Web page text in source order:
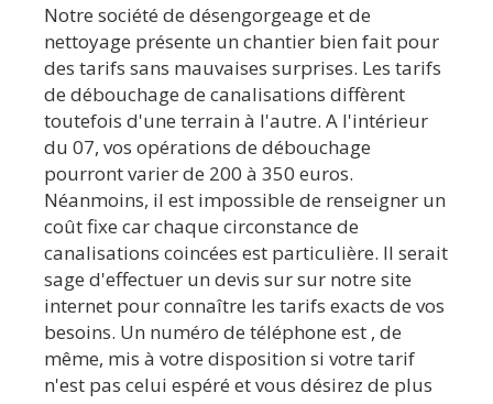
Notre société de désengorgeage et de
nettoyage présente un chantier bien fait pour
des tarifs sans mauvaises surprises. Les tarifs
de débouchage de canalisations diffèrent
toutefois d'une terrain à l'autre. A l'intérieur
du 07, vos opérations de débouchage
pourront varier de 200 à 350 euros.
Néanmoins, il est impossible de renseigner un
coût fixe car chaque circonstance de
canalisations coincées est particulière. Il serait
sage d'effectuer un devis sur sur notre site
internet pour connaître les tarifs exacts de vos
besoins. Un numéro de téléphone est , de
même, mis à votre disposition si votre tarif
n'est pas celui espéré et vous désirez de plus